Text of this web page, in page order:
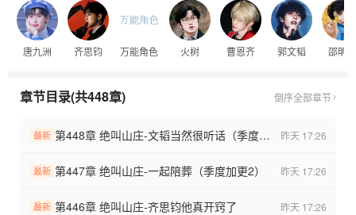
新一季阵容官宣，粉丝们简直不可置信，怒火直接达到了顶峰。
『芒果你想死可以直说，就这么一次次挑衅我们吗？』
『我真的有点儿死了，虞知言究竟是谁啊？』
『笑死，一个连微博都是刚注册的纯新人』
『……谢谢，我要下楼了，不走电梯，不走楼梯，我走天台』
『宁愿加个纯新人，都不愿意让老玩家回来，我真的不理解』
『这回我是真的要说再见了』
看到预料之中的骂声一片，虞知言内心很平静。
唐九洲 齐思钧 万能角色 火树 曹恩齐 郭文韬 邵明明
章节目录(共448章) 倒序全部章节
最新 第448章 绝叫山庄-文韬当然很听话（季度加更3） 昨天 17:26
最新 第447章 绝叫山庄-一起陪葬（季度加更2） 昨天 17:26
最新 第446章 绝叫山庄-齐思钧他真开窍了 昨天 17:26